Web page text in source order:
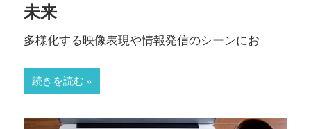
未来
多様化する映像表現や情報発信のシーンにお
続きを読む